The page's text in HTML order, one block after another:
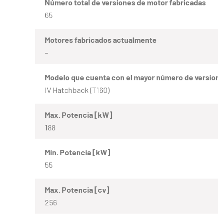
Número total de versiones de motor fabricadas
65
Motores fabricados actualmente
–
Modelo que cuenta con el mayor número de
IV Hatchback (T160)
Max. Potencia [kW]
188
Mín. Potencia [kW]
55
Max. Potencia [cv]
256